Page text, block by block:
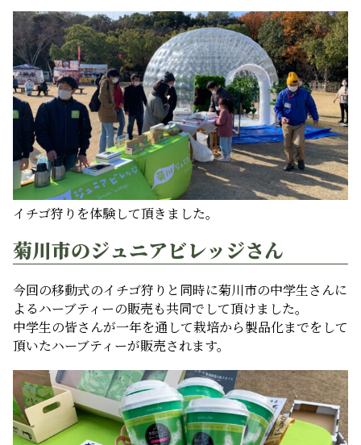
イチゴ狩りを体験して頂きました。
菊川市のジュニアビレッジさん
今回の移動式のイチゴ狩りと同時に菊川市の中学生さんに
よるハーブティーの販売も共同でして頂けました。
中学生の皆さんが一年を通して栽培から製品化までをして
頂いたハーブティーが販売されます。